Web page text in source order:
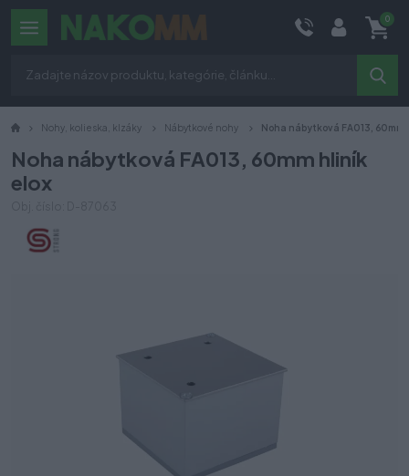
0
Nohy, kolieska, klzáky Nábytkové nohy Noha nábytková FA013, 60mm
Noha nábytková FA013, 60mm hliník
elox